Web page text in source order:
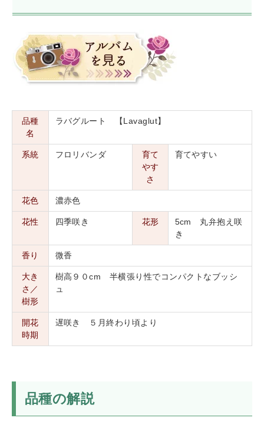
品種
名
ラバグルート 【Lavaglut】
系統 フロリバンダ
育て
やす
さ
育てやすい
花色 濃赤色
花性 四季咲き 花形
5cm 丸弁抱え咲
き
香り 微香
大き
さ／
樹形
樹高９０cm 半横張り性でコンパクトなブッシ
ュ
開花
時期
遅咲き ５月終わり頃より
品種の解説